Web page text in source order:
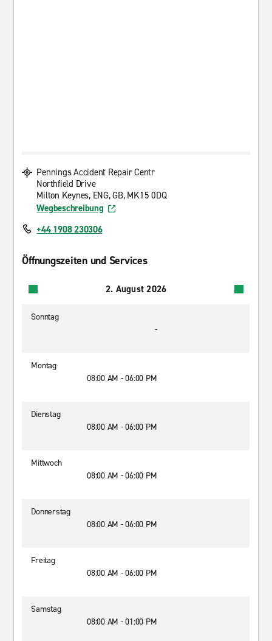
Pennings Accident Repair Centr
Northfield Drive
Milton Keynes, ENG, GB, MK15 0DQ
Wegbeschreibung
+44 1908 230306
Öffnungszeiten und Services
2. August 2026
Sonntag
-
Montag
08:00 AM - 06:00 PM
Dienstag
08:00 AM - 06:00 PM
Mittwoch
08:00 AM - 06:00 PM
Donnerstag
08:00 AM - 06:00 PM
Freitag
08:00 AM - 06:00 PM
Samstag
08:00 AM - 01:00 PM